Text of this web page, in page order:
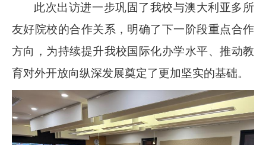
此次出访进一步巩固了我校与澳大利亚多所
友好院校的合作关系，明确了下一阶段重点合作
方向，为持续提升我校国际化办学水平、推动教
育对外开放向纵深发展奠定了更加坚实的基础。